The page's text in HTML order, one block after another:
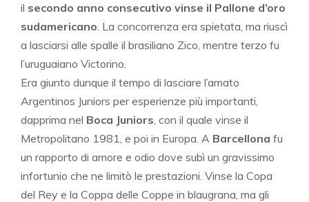
il secondo anno consecutivo vinse il Pallone d’oro
sudamericano. La concorrenza era spietata, ma riuscì
a lasciarsi alle spalle il brasiliano Zico, mentre terzo fu
l’uruguaiano Victorino.
Era giunto dunque il tempo di lasciare l’amato
Argentinos Juniors per esperienze più importanti,
dapprima nel Boca Juniors, con il quale vinse il
Metropolitano 1981, e poi in Europa. A Barcellona fu
un rapporto di amore e odio dove subì un gravissimo
infortunio che ne limitò le prestazioni. Vinse la Copa
del Rey e la Coppa delle Coppe in blaugrana, ma gli